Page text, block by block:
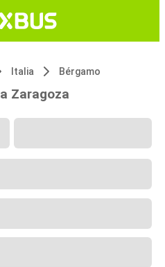
Italia Bérgamo
Zaragoza